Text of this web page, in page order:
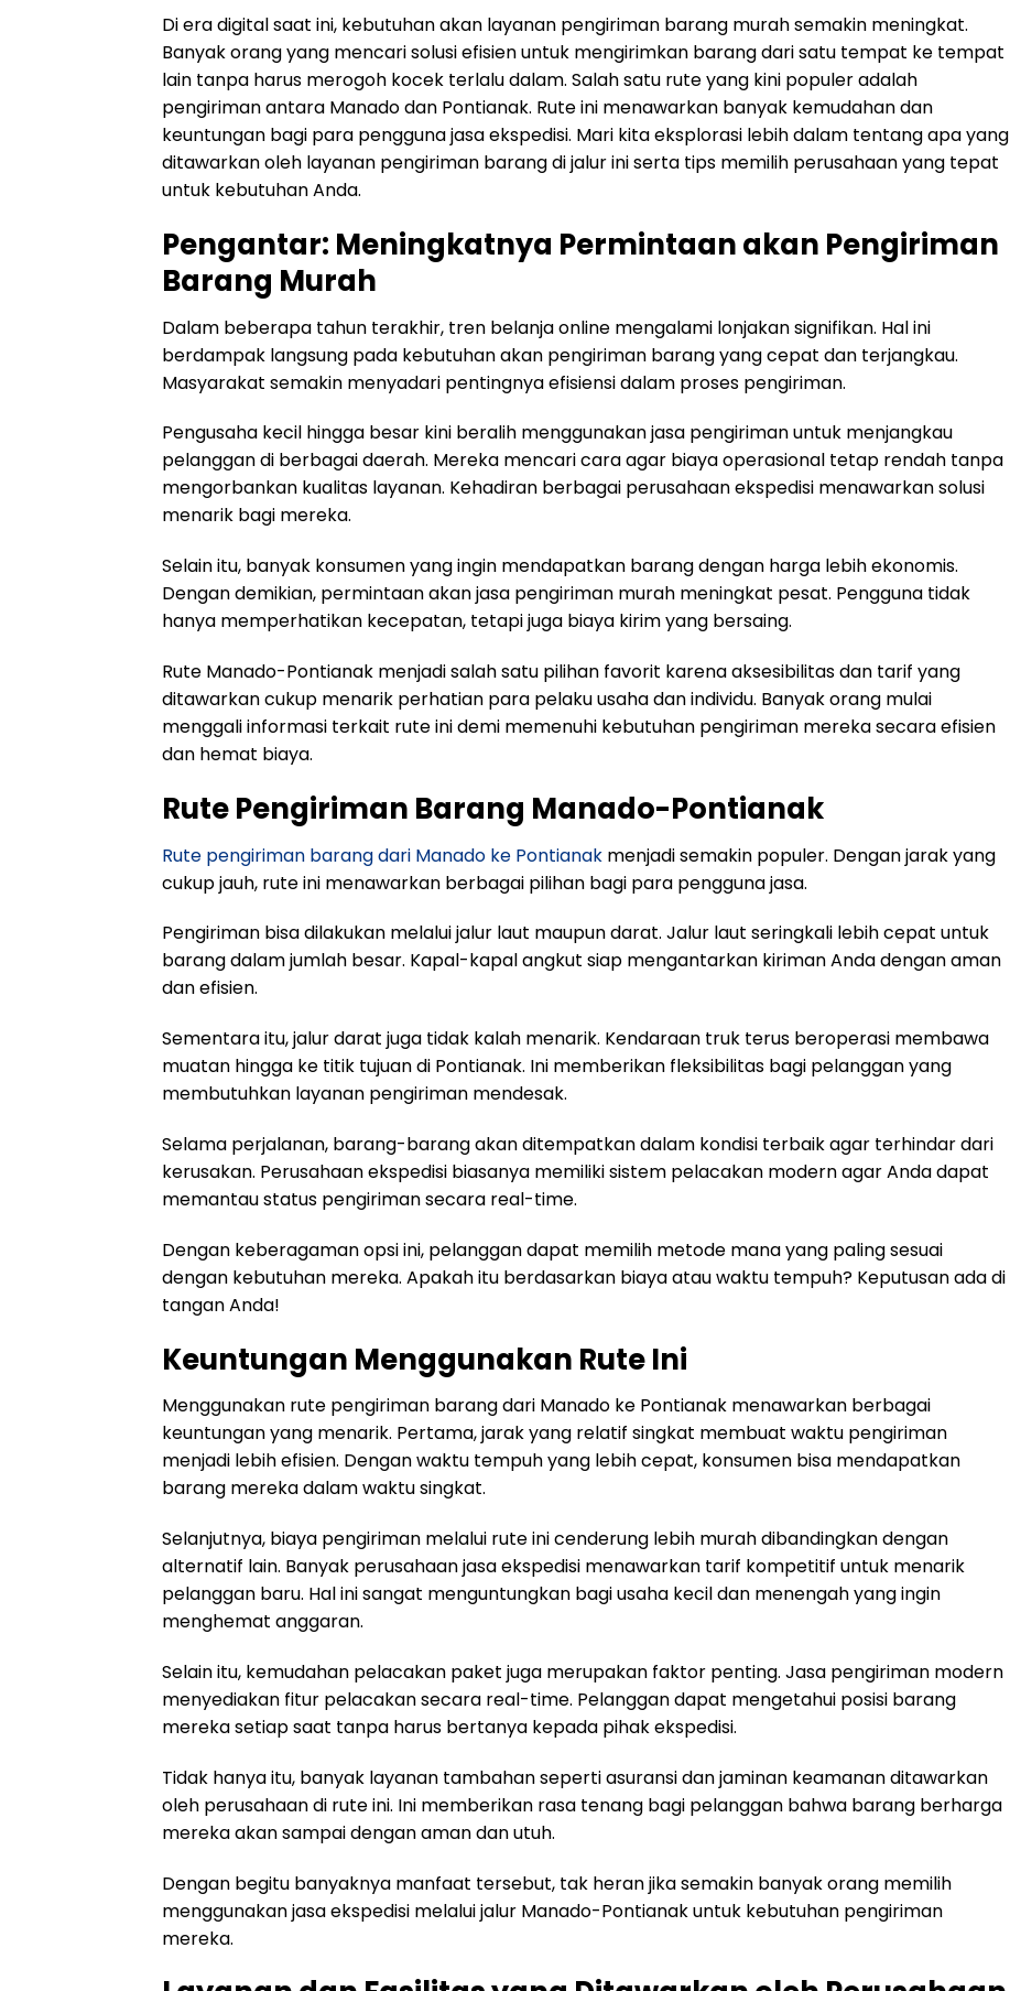
Di era digital saat ini, kebutuhan akan layanan pengiriman barang murah semakin meningkat.
Banyak orang yang mencari solusi efisien untuk mengirimkan barang dari satu tempat ke tempat
lain tanpa harus merogoh kocek terlalu dalam. Salah satu rute yang kini populer adalah
pengiriman antara Manado dan Pontianak. Rute ini menawarkan banyak kemudahan dan
keuntungan bagi para pengguna jasa ekspedisi. Mari kita eksplorasi lebih dalam tentang apa yang
ditawarkan oleh layanan pengiriman barang di jalur ini serta tips memilih perusahaan yang tepat
untuk kebutuhan Anda.
Pengantar: Meningkatnya Permintaan akan Pengiriman
Barang Murah
Dalam beberapa tahun terakhir, tren belanja online mengalami lonjakan signifikan. Hal ini
berdampak langsung pada kebutuhan akan pengiriman barang yang cepat dan terjangkau.
Masyarakat semakin menyadari pentingnya efisiensi dalam proses pengiriman.
Pengusaha kecil hingga besar kini beralih menggunakan jasa pengiriman untuk menjangkau
pelanggan di berbagai daerah. Mereka mencari cara agar biaya operasional tetap rendah tanpa
mengorbankan kualitas layanan. Kehadiran berbagai perusahaan ekspedisi menawarkan solusi
menarik bagi mereka.
Selain itu, banyak konsumen yang ingin mendapatkan barang dengan harga lebih ekonomis.
Dengan demikian, permintaan akan jasa pengiriman murah meningkat pesat. Pengguna tidak
hanya memperhatikan kecepatan, tetapi juga biaya kirim yang bersaing.
Rute Manado-Pontianak menjadi salah satu pilihan favorit karena aksesibilitas dan tarif yang
ditawarkan cukup menarik perhatian para pelaku usaha dan individu. Banyak orang mulai
menggali informasi terkait rute ini demi memenuhi kebutuhan pengiriman mereka secara efisien
dan hemat biaya.
Rute Pengiriman Barang Manado-Pontianak
Rute pengiriman barang dari Manado ke Pontianak menjadi semakin populer. Dengan jarak yang
cukup jauh, rute ini menawarkan berbagai pilihan bagi para pengguna jasa.
Pengiriman bisa dilakukan melalui jalur laut maupun darat. Jalur laut seringkali lebih cepat untuk
barang dalam jumlah besar. Kapal-kapal angkut siap mengantarkan kiriman Anda dengan aman
dan efisien.
Sementara itu, jalur darat juga tidak kalah menarik. Kendaraan truk terus beroperasi membawa
muatan hingga ke titik tujuan di Pontianak. Ini memberikan fleksibilitas bagi pelanggan yang
membutuhkan layanan pengiriman mendesak.
Selama perjalanan, barang-barang akan ditempatkan dalam kondisi terbaik agar terhindar dari
kerusakan. Perusahaan ekspedisi biasanya memiliki sistem pelacakan modern agar Anda dapat
memantau status pengiriman secara real-time.
Dengan keberagaman opsi ini, pelanggan dapat memilih metode mana yang paling sesuai
dengan kebutuhan mereka. Apakah itu berdasarkan biaya atau waktu tempuh? Keputusan ada di
tangan Anda!
Keuntungan Menggunakan Rute Ini
Menggunakan rute pengiriman barang dari Manado ke Pontianak menawarkan berbagai
keuntungan yang menarik. Pertama, jarak yang relatif singkat membuat waktu pengiriman
menjadi lebih efisien. Dengan waktu tempuh yang lebih cepat, konsumen bisa mendapatkan
barang mereka dalam waktu singkat.
Selanjutnya, biaya pengiriman melalui rute ini cenderung lebih murah dibandingkan dengan
alternatif lain. Banyak perusahaan jasa ekspedisi menawarkan tarif kompetitif untuk menarik
pelanggan baru. Hal ini sangat menguntungkan bagi usaha kecil dan menengah yang ingin
menghemat anggaran.
Selain itu, kemudahan pelacakan paket juga merupakan faktor penting. Jasa pengiriman modern
menyediakan fitur pelacakan secara real-time. Pelanggan dapat mengetahui posisi barang
mereka setiap saat tanpa harus bertanya kepada pihak ekspedisi.
Tidak hanya itu, banyak layanan tambahan seperti asuransi dan jaminan keamanan ditawarkan
oleh perusahaan di rute ini. Ini memberikan rasa tenang bagi pelanggan bahwa barang berharga
mereka akan sampai dengan aman dan utuh.
Dengan begitu banyaknya manfaat tersebut, tak heran jika semakin banyak orang memilih
menggunakan jasa ekspedisi melalui jalur Manado-Pontianak untuk kebutuhan pengiriman
mereka.